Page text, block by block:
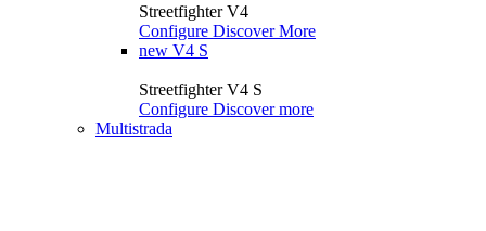
Streetfighter V4
Configure Discover More
new V4 S
Streetfighter V4 S
Configure Discover more
Multistrada